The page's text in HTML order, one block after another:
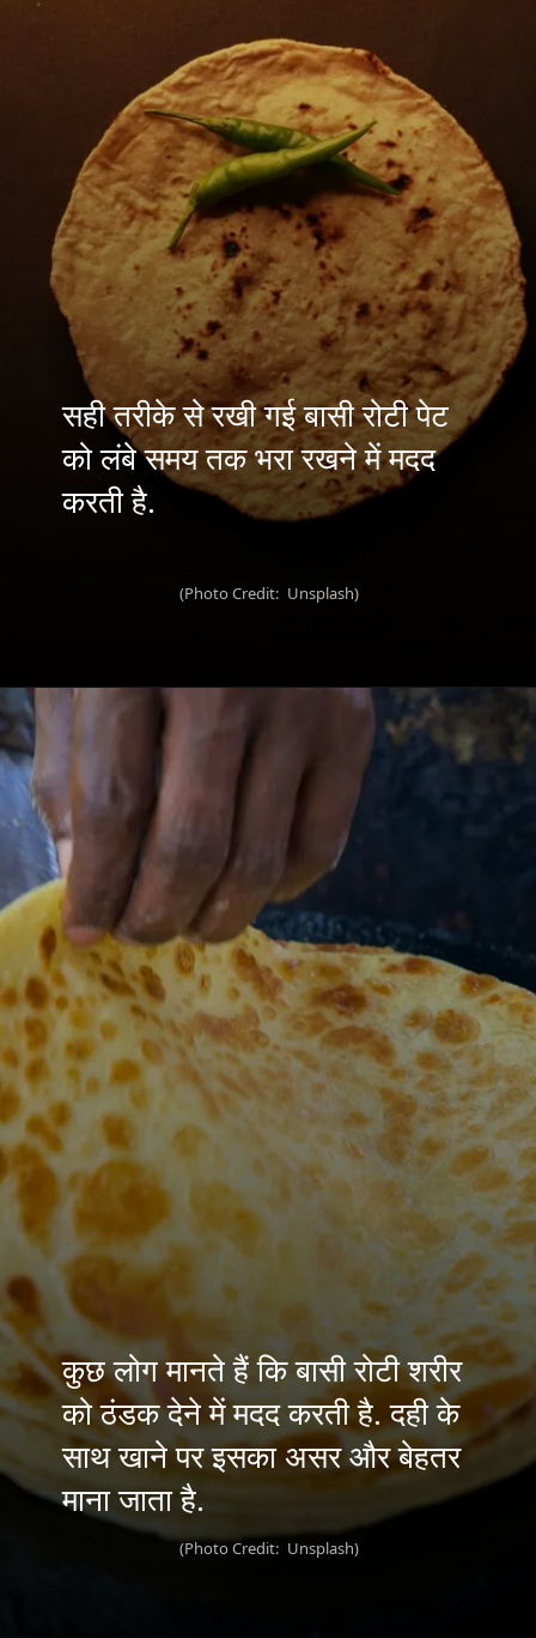
(Photo Credit: Unsplash)
सही तरीके से रखी गई बासी रोटी पेट
को लंबे समय तक भरा रखने में मदद
(Photo Credit: Unsplash)
कुछ लोग मानते हैं कि बासी रोटी शरीर
को ठंडक देने में मदद करती है. दही के
साथ खाने पर इसका असर और बेहतर